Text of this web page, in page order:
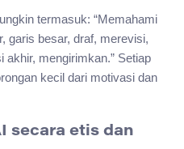
termasuk: “Memahami
garis besar, draf, merevisi,
mengirimkan.” Setiap
kecil dari motivasi dan
secara etis dan